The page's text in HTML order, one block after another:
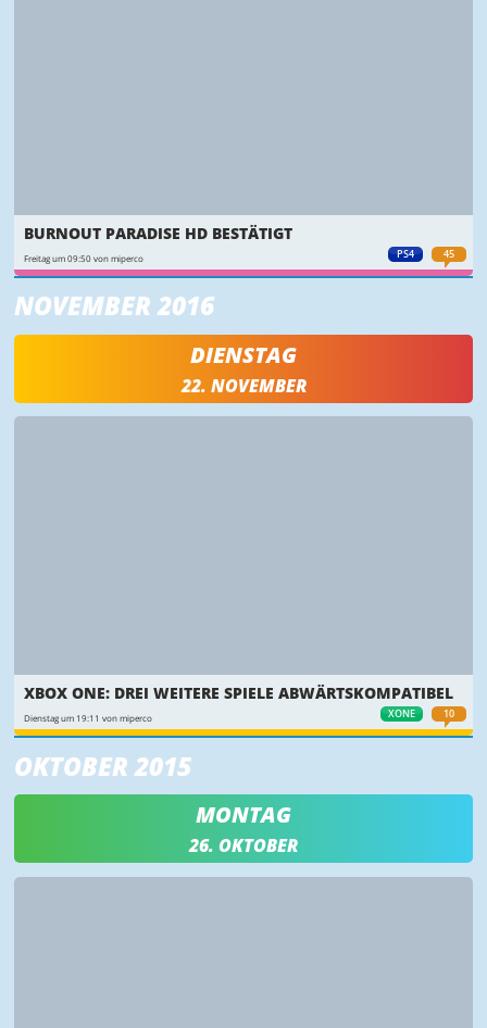
PS4 45
BURNOUT PARADISE HD BESTÄTIGT
Freitag um 09:50 von miperco
NOVEMBER 2016
DIENSTAG
22. NOVEMBER
XONE 10
XBOX ONE: DREI WEITERE SPIELE ABWÄRTSKOMPATIBEL
Dienstag um 19:11 von miperco
OKTOBER 2015
MONTAG
26. OKTOBER